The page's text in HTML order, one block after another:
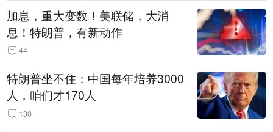
加息，重大变数！美联储，大消
息！特朗普，有新动作
44
特朗普坐不住：中国每年培养3000
人，咱们才170人
130